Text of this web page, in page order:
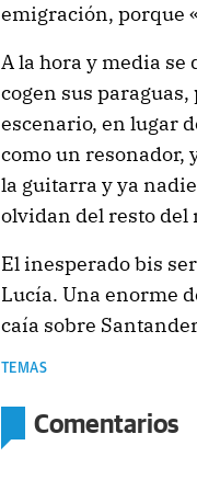
emigración, porque
A la hora y media
cogen sus
escenario, en lugar
como un resonador,
la guitarra y ya
olvidan del resto del
El inesperado bis
Lucía. Una enorme
caía sobre
TEMAS
Comentarios